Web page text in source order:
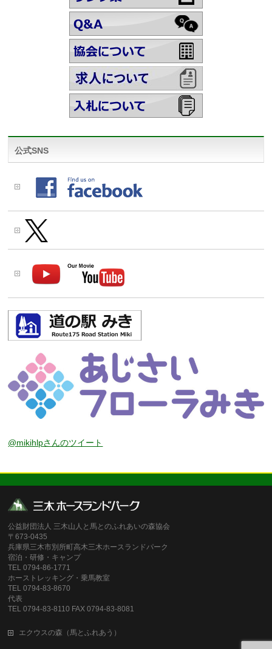
公式SNS
@mikihlpさんのツイート
公益財団法人 三木山人と馬とのふれあいの森協会
〒673-0435
兵庫県三木市別所町高木三木ホースランドパーク
宿泊・研修・キャンプ
TEL 0794-86-1771
ホーストレッキング・乗馬教室
TEL 0794-83-8670
代表
TEL 0794-83-8110 FAX 0794-83-8081
エクウスの森（馬とふれあう）